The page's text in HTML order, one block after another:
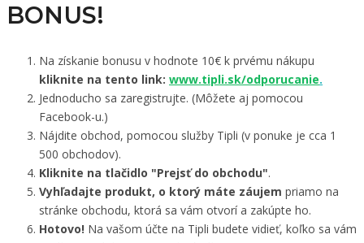
BONUS!
Na získanie bonusu v hodnote 10€ k prvému nákupu
kliknite na tento link: www.tipli.sk/odporucanie.
Jednoducho sa zaregistrujte. (Môžete aj pomocou
Facebook-u.)
Nájdite obchod, pomocou služby Tipli (v ponuke je cca 1
500 obchodov).
Kliknite na tlačidlo "Prejsť do obchodu".
Vyhľadajte produkt, o ktorý máte záujem priamo na
stránke obchodu, ktorá sa vám otvorí a zakúpte ho.
Hotovo! Na vašom účte na Tipli budete vidieť, koľko sa vám